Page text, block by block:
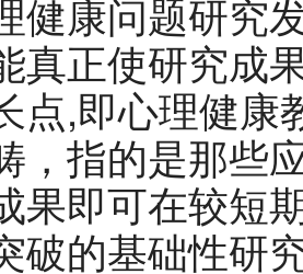
健康问题研究
真正使研究成
点,即心理健康
，指的是那些
果即可在较短
破的基础性研